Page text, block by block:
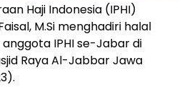
Haji Indonesia (IPHI)
M.Si menghadiri halal
IPHI se-Jabar di
Raya Al-Jabbar Jawa